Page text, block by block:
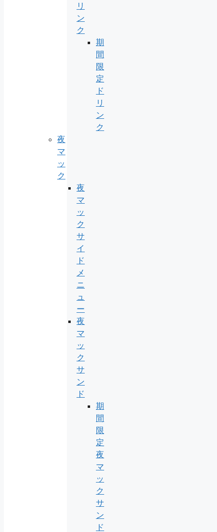
リ
ン
ク
期
間
限
定
ド
リ
ン
ク
夜
マ
ッ
ク
夜
マ
ッ
ク
サ
イ
ド
メ
ニ
ュ
ー
夜
マ
ッ
ク
サ
ン
ド
期
間
限
定
夜
マ
ッ
ク
サ
ン
ド